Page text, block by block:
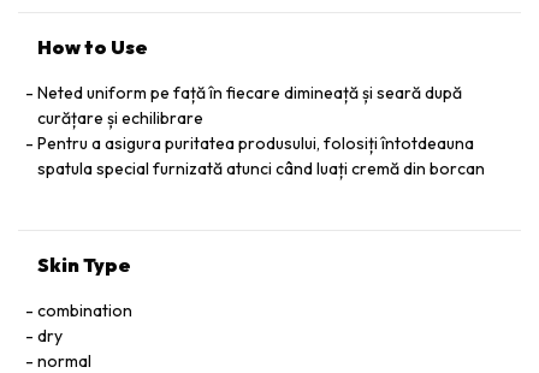
BENZYL BENZOATE, ALPHA-ISOMETHYL IONONE,
LINALOOL, LIMONENE, SODIUM ACETYLATED HYALURONATE,
CITRONELLOL, GERANIOL, SACCHAROMYCES FERMENT
LYSATE FILTRATE, RUBUS IDAEUS (RASPBERRY) FRUIT
EXTRACT, IRON OXIDES (CI 77492), SYZYGIUM JAMBOS LEAF
How to Use
Neted uniform pe față în fiecare dimineață și seară după
curățare și echilibrare
Pentru a asigura puritatea produsului, folosiți întotdeauna
spatula special furnizată atunci când luați cremă din borcan
Skin Type
combination
dry
normal